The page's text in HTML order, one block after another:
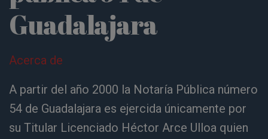
Guadalajara
Acerca de
A partir del año 2000 la Notaría Pública número
54 de Guadalajara es ejercida únicamente por
su Titular Licenciado Héctor Arce Ulloa quien